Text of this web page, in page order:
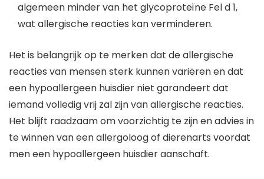
algemeen minder van het glycoproteïne Fel d 1,
wat allergische reacties kan verminderen.
Het is belangrijk op te merken dat de allergische
reacties van mensen sterk kunnen variëren en dat
een hypoallergeen huisdier niet garandeert dat
iemand volledig vrij zal zijn van allergische reacties.
Het blijft raadzaam om voorzichtig te zijn en advies in
te winnen van een allergoloog of dierenarts voordat
men een hypoallergeen huisdier aanschaft.